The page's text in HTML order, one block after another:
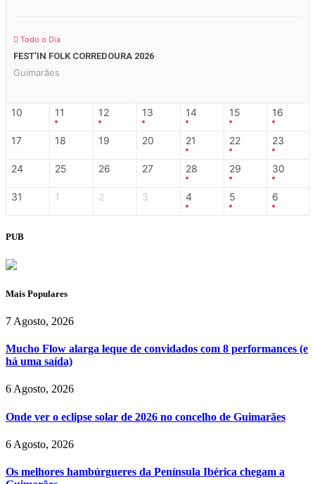
Todo o Dia
FEST’IN FOLK CORREDOURA 2026
Guimarães
10 11 12 13 14 15 16
17 18 19 20 21 22 23
24 25 26 27 28 29 30
31 1 2 3 4 5 6
PUB
Mais Populares
7 Agosto, 2026
Mucho Flow alarga leque de convidados com 8 performances (e
há uma saída)
6 Agosto, 2026
Onde ver o eclipse solar de 2026 no concelho de Guimarães
6 Agosto, 2026
Os melhores hambúrgueres da Península Ibérica chegam a